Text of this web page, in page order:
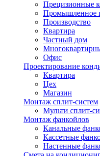
Прецизионные
Промышленное
Производство
Квартира
Частный дом
Офис
Проектирование
Квартира
Цех
Магазин
Монтаж сплит-систем
Мульти сплит-
Монтаж фанкойлов
Канальные
Кассетные
Настенные